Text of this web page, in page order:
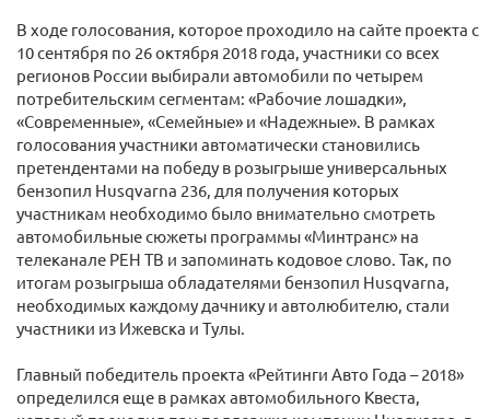
В ходе голосования, которое проходило на сайте проекта c
10 сентября по 26 октября 2018 года, участники со всех
регионов России выбирали автомобили по четырем
потребительским сегментам: «Рабочие лошадки»,
«Современные», «Семейные» и «Надежные». В рамках
голосования участники автоматически становились
претендентами на победу в розыгрыше универсальных
бензопил Husqvarna 236, для получения которых
участникам необходимо было внимательно смотреть
автомобильные сюжеты программы «Минтранс» на
телеканале РЕН ТВ и запоминать кодовое слово. Так, по
итогам розыгрыша обладателями бензопил Husqvarna,
необходимых каждому дачнику и автолюбителю, стали
участники из Ижевска и Тулы.
Главный победитель проекта «Рейтинги Авто Года – 2018»
определился еще в рамках автомобильного Квеста,